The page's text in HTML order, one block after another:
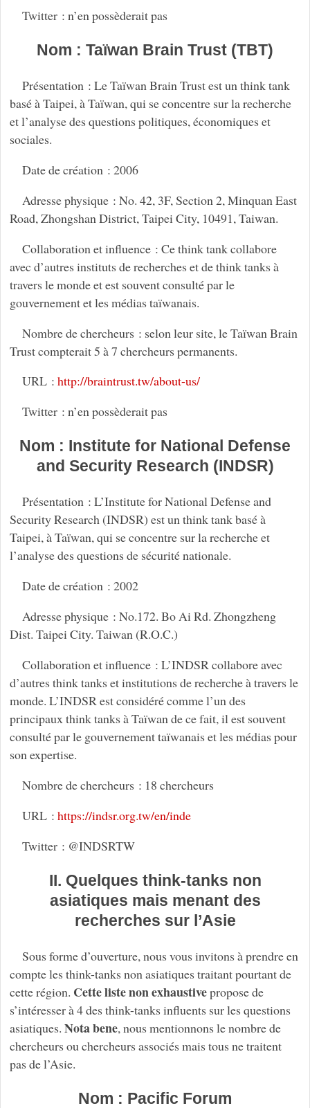
Twitter : n’en possèderait pas
Nom : Taïwan Brain Trust (TBT)
Présentation : Le Taïwan Brain Trust est un think tank
basé à Taipei, à Taïwan, qui se concentre sur la recherche
et l’analyse des questions politiques, économiques et
sociales.
Date de création : 2006
Adresse physique : No. 42, 3F, Section 2, Minquan East
Road, Zhongshan District, Taipei City, 10491, Taiwan.
Collaboration et influence : Ce think tank collabore
avec d’autres instituts de recherches et de think tanks à
travers le monde et est souvent consulté par le
gouvernement et les médias taïwanais.
Nombre de chercheurs : selon leur site, le Taïwan Brain
Trust compterait 5 à 7 chercheurs permanents.
URL : http://braintrust.tw/about-us/
Twitter : n’en possèderait pas
Nom : Institute for National Defense
and Security Research (INDSR)
Présentation : L’Institute for National Defense and
Security Research (INDSR) est un think tank basé à
Taipei, à Taïwan, qui se concentre sur la recherche et
l’analyse des questions de sécurité nationale.
Date de création : 2002
Adresse physique : No.172. Bo Ai Rd. Zhongzheng
Dist. Taipei City. Taiwan (R.O.C.)
Collaboration et influence : L’INDSR collabore avec
d’autres think tanks et institutions de recherche à travers le
monde. L’INDSR est considéré comme l’un des
principaux think tanks à Taïwan de ce fait, il est souvent
consulté par le gouvernement taïwanais et les médias pour
son expertise.
Nombre de chercheurs : 18 chercheurs
URL : https://indsr.org.tw/en/inde
Twitter : @INDSRTW
II. Quelques think-tanks non
asiatiques mais menant des
recherches sur l’Asie
Sous forme d’ouverture, nous vous invitons à prendre en
compte les think-tanks non asiatiques traitant pourtant de
cette région. Cette liste non exhaustivepropose de
s’intéresser à 4 des think-tanks influents sur les questions
asiatiques. Nota bene, nous mentionnons le nombre de
chercheurs ou chercheurs associés mais tous ne traitent
pas de l’Asie.
Nom : Pacific Forum